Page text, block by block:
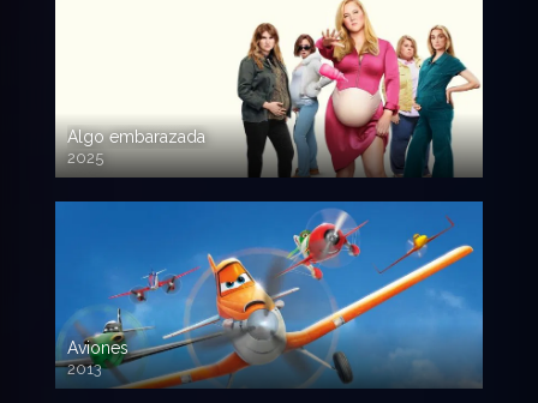
Algo embarazada
2025
720p HD
Aviones
2013
720 HD